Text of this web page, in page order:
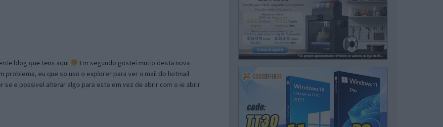
blog que tens aqui
Em segundo gostei muito desta nova
problema, eu que so uso o explorer para ver o mail do hotmail
se e possivel alterar algo para este em vez de abrir com o ie abrir